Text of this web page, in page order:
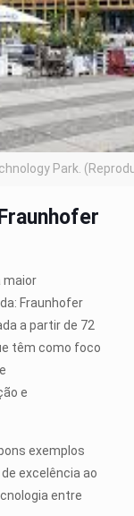
Park.
maior
Fraunhofer
a partir de 72
têm como foco
e
exemplos
excelência ao
entre